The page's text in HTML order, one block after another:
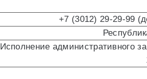
+7 (3012) 29-29-99
Исполнение административного